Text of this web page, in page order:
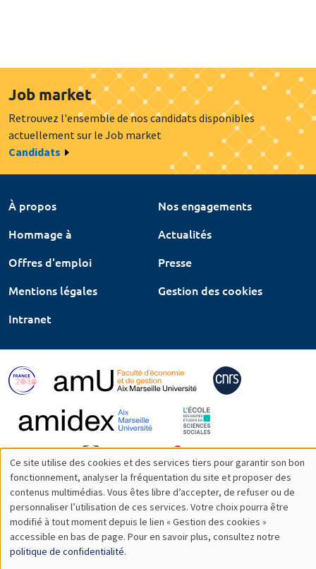
Job market
Retrouvez l'ensemble de nos candidats disponibles
actuellement sur le Job market
Candidats
À propos
Nos engagements
Hommage à
Actualités
Offres d'emploi
Presse
Mentions légales
Gestion des cookies
Intranet
Utilisation
des
données
personnelles
Ce site utilise des cookies et des services tiers pour garantir son bon
fonctionnement, analyser la fréquentation du site et proposer des
contenus multimédias. Vous êtes libre d’accepter, de refuser ou de
personnaliser l’utilisation de ces services. Votre choix pourra être
modifié à tout moment depuis le lien « Gestion des cookies »
accessible en bas de page. Pour en savoir plus, consultez notre
politique de confidentialité.